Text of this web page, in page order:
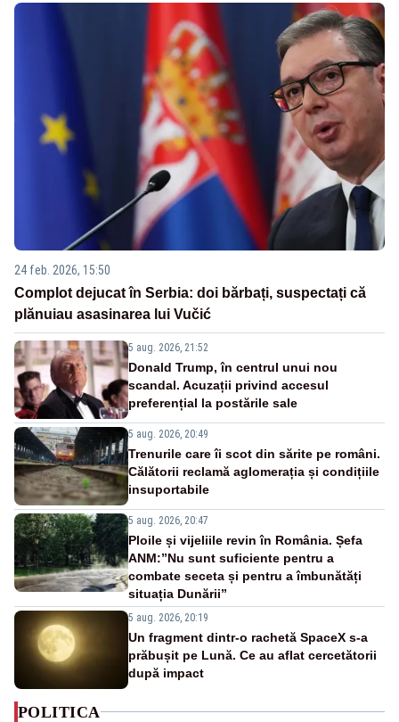
24 feb. 2026, 15:50
Complot dejucat în Serbia: doi bărbați, suspectați că
plănuiau asasinarea lui Vučić
5 aug. 2026, 21:52
Donald Trump, în centrul unui nou
scandal. Acuzații privind accesul
preferențial la postările sale
5 aug. 2026, 20:49
Trenurile care îi scot din sărite pe români.
Călătorii reclamă aglomerația și condițiile
insuportabile
5 aug. 2026, 20:47
Ploile și vijeliile revin în România. Șefa
ANM:”Nu sunt suficiente pentru a
combate seceta și pentru a îmbunătăți
situația Dunării”
5 aug. 2026, 20:19
Un fragment dintr-o rachetă SpaceX s-a
prăbușit pe Lună. Ce au aflat cercetătorii
după impact
POLITICA